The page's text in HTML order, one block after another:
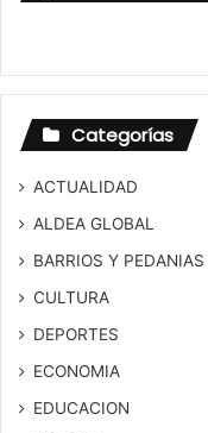
Categorías
ACTUALIDAD
ALDEA GLOBAL
BARRIOS Y PEDANIAS
CULTURA
DEPORTES
ECONOMIA
EDUCACION